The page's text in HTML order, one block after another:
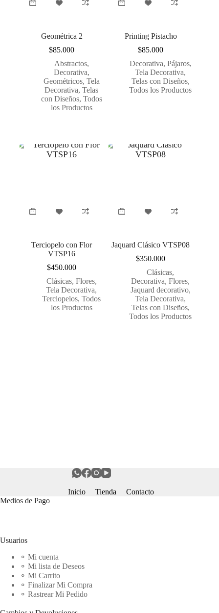
Geométrica 2
$85.000
Abstractos,
Decorativa,
Geométricos, Tela
Decorativa,Telas
con Diseños, Todos
los Productos
Printing Pistacho
$85.000
Decorativa, Pájaros,
Tela Decorativa,
Telas con Diseños,
Todos los Productos
Terciopelo con Flor
VTSP16
$450.000
Clásicas, Flores,
Tela Decorativa,
Terciopelos,Todos
los Productos
Jaquard Clásico VTSP08
$350.000
Clásicas,
Decorativa,Flores,
Jaquard decorativo,
Tela Decorativa,
Telas con Diseños,
Todos los Productos
Inicio Tienda
Contacto
Medios de Pago
Usuarios
⚬ Mi cuenta
⚬ Mi lista de Deseos
⚬ Mi Carrito
⚬ Finalizar Mi Compra
⚬ Rastrear Mi Pedido